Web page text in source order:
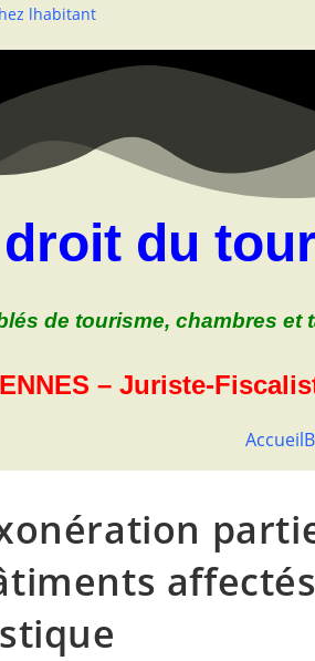
lhabitant
du
de tourisme, chambres
– Juriste-
Accueil